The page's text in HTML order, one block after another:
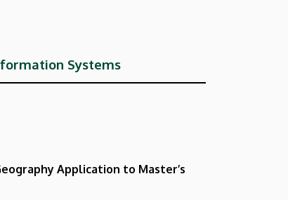
Systems
Application to Master’s